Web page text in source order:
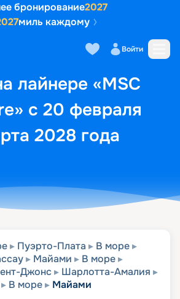
бронирование2027
миль каждому
Войти
лайнере «MSC
с 20 февраля
2028 года
Выбор кают Маршрут и
Пуэрто-Плата
В море
Майами
В море
Джонс
Шарлотта-Амалия
В море Майами